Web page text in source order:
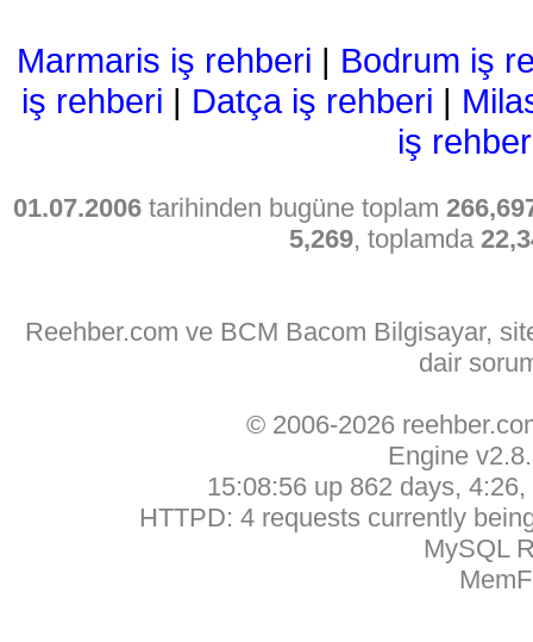
Marmaris iş rehberi | Bodrum iş
iş rehberi | Datça iş rehberi |
iş
01.07.2006 tarihinden bugüne toplam
5,269, toplamda
Reehber.com ve BCM Bacom Bilgisayar,
dair
© 2006-2026
Engine
15:08:56 up 862 days,
HTTPD: 4 requests currently
MySQL